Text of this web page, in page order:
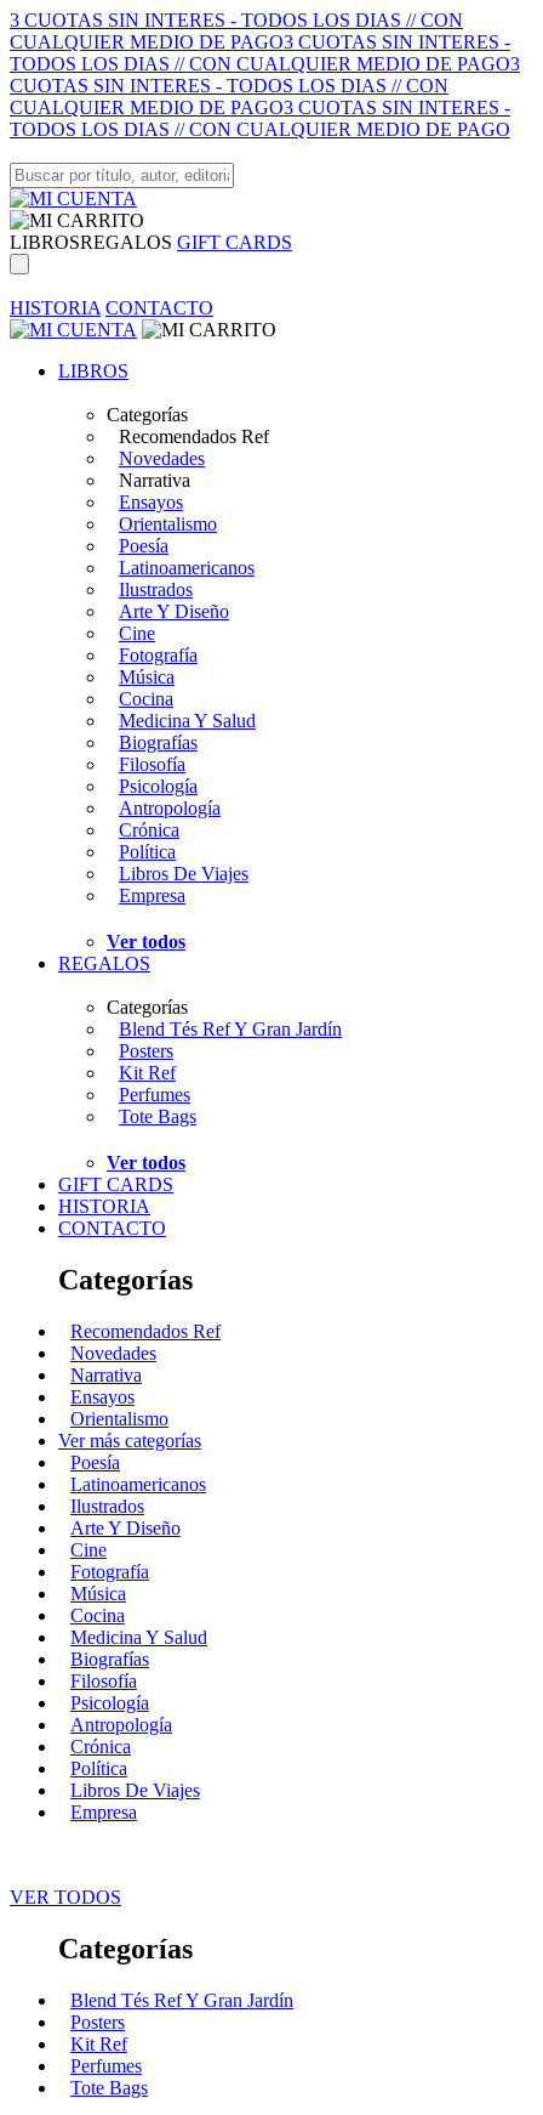
3 CUOTAS SIN INTERES - TODOS LOS DIAS // CON
CUALQUIER MEDIO DE PAGO3 CUOTAS SIN INTERES -
TODOS LOS DIAS // CON CUALQUIER MEDIO DE PAGO3
CUOTAS SIN INTERES - TODOS LOS DIAS // CON
CUALQUIER MEDIO DE PAGO3 CUOTAS SIN INTERES -
TODOS LOS DIAS // CON CUALQUIER MEDIO DE PAGO
LIBROSREGALOS GIFT CARDS
HISTORIA CONTACTO
LIBROS
Categorías
Recomendados Ref
Novedades
Narrativa
Ensayos
Orientalismo
Poesía
Latinoamericanos
Ilustrados
Arte Y Diseño
Cine
Fotografía
Música
Cocina
Medicina Y Salud
Biografías
Filosofía
Psicología
Antropología
Crónica
Política
Libros De Viajes
Empresa
Ver todos
REGALOS
Categorías
Blend Tés Ref Y Gran Jardín
Posters
Kit Ref
Perfumes
Tote Bags
Ver todos
GIFT CARDS
HISTORIA
CONTACTO
Categorías
Recomendados Ref
Novedades
Narrativa
Ensayos
Orientalismo
Ver más categorías
Poesía
Latinoamericanos
Ilustrados
Arte Y Diseño
Cine
Fotografía
Música
Cocina
Medicina Y Salud
Biografías
Filosofía
Psicología
Antropología
Crónica
Política
Libros De Viajes
Empresa
VER TODOS
Categorías
Blend Tés Ref Y Gran Jardín
Posters
Kit Ref
Perfumes
Tote Bags